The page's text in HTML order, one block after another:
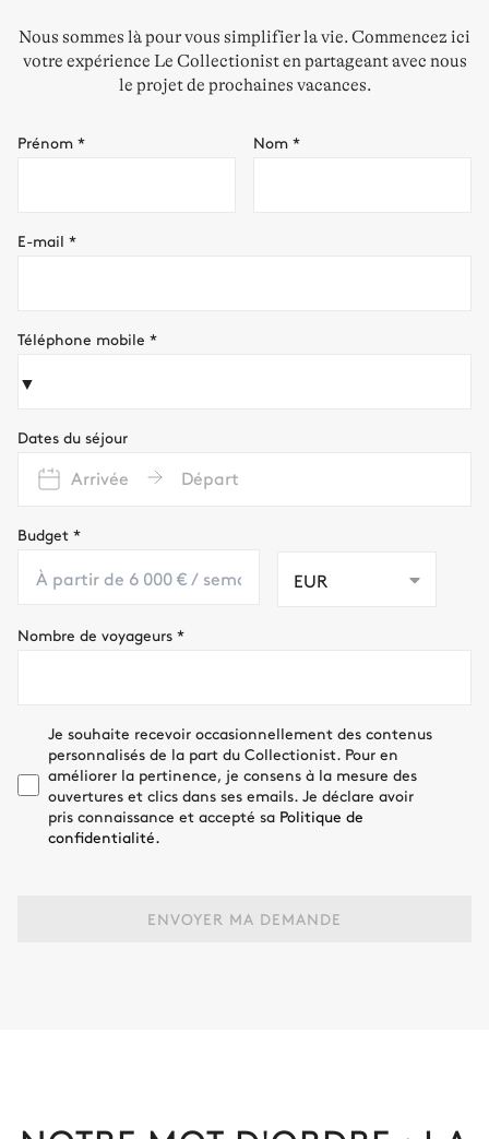
Nous sommes là pour vous simplifier la vie. Commencez ici
votre expérience Le Collectionist en partageant avec nous
le projet de prochaines vacances.
Prénom * Nom *
E-mail *
Téléphone mobile *
▼
Dates du séjour
Arrivée Départ
Budget *
EUR
Nombre de voyageurs *
Je souhaite recevoir occasionnellement des contenus
personnalisés de la part du Collectionist. Pour en
améliorer la pertinence, je consens à la mesure des
ouvertures et clics dans ses emails. Je déclare avoir
pris connaissance et accepté sa Politique de
confidentialité.
ENVOYER MA DEMANDE